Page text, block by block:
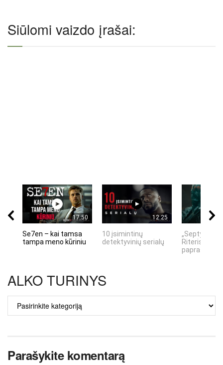
Siūlomi vaizdo įrašai:
17:50
Se7en – kai tamsa
tampa meno kūriniu
12:25
10 įsimintinų
detektyvinių serialų
„Septynių
Riteris" – kai
ALKO TURINYS
ALKO
TURINYS
Parašykite komentarą